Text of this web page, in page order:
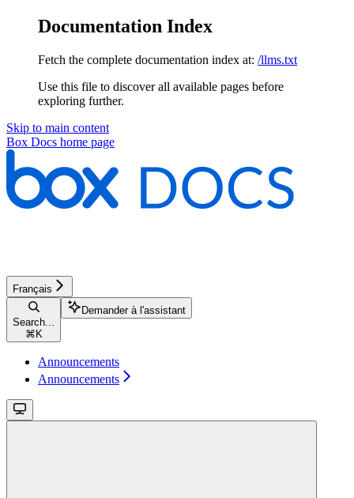
Documentation Index
Fetch the complete documentation index at: /llms.txt
Use this file to discover all available pages before
exploring further.
Skip to main content
Box Docs home page
Français
Search...
⌘ K
Demander à l'assistant
Announcements
Announcements